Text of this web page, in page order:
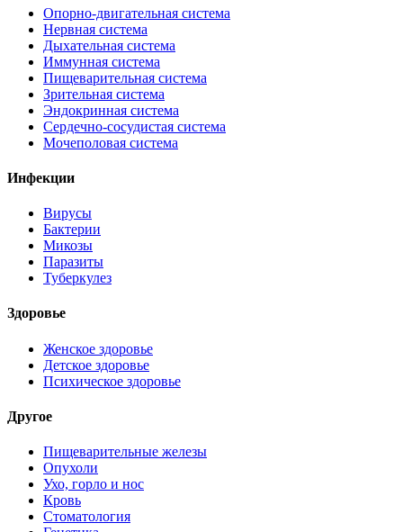
Опорно-двигательная система
Нервная система
Дыхательная система
Иммунная система
Пищеварительная система
Зрительная система
Эндокринная система
Сердечно-сосудистая система
Мочеполовая система
Инфекции
Вирусы
Бактерии
Микозы
Паразиты
Туберкулез
Здоровье
Женское здоровье
Детское здоровье
Психическое здоровье
Другое
Пищеварительные железы
Опухоли
Ухо, горло и нос
Кровь
Стоматология